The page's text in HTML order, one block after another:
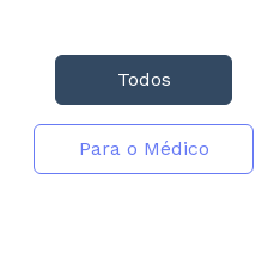
Todos
Para o Médico